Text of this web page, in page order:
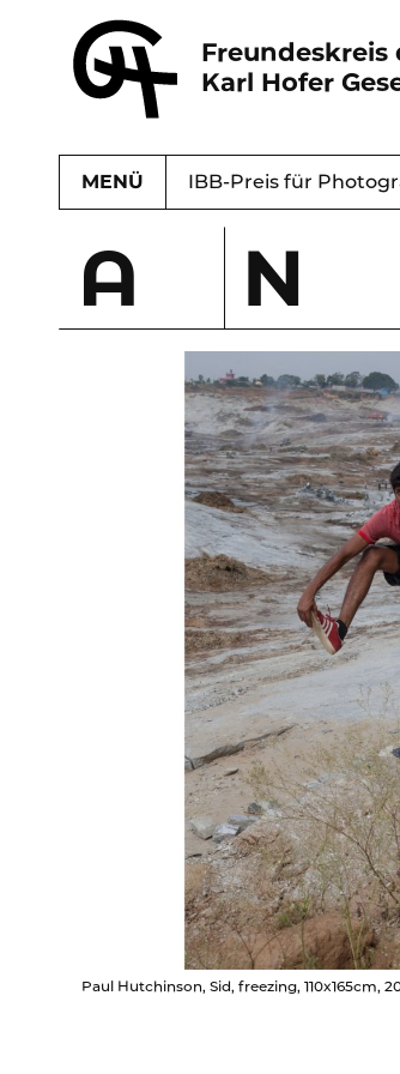
Freundeskreis
Karl Hofer
MENÜ Karl Hofer Gesellschaft
IBB-Preis für
A N
Paul Hutchinson, Sid, freezing, 110x165cm,